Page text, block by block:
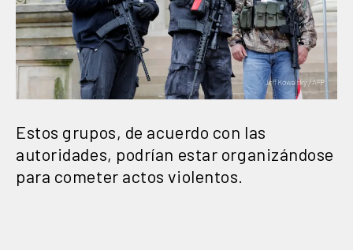
Estos grupos, de acuerdo con las
autoridades, podrían estar organizándose
para cometer actos violentos.